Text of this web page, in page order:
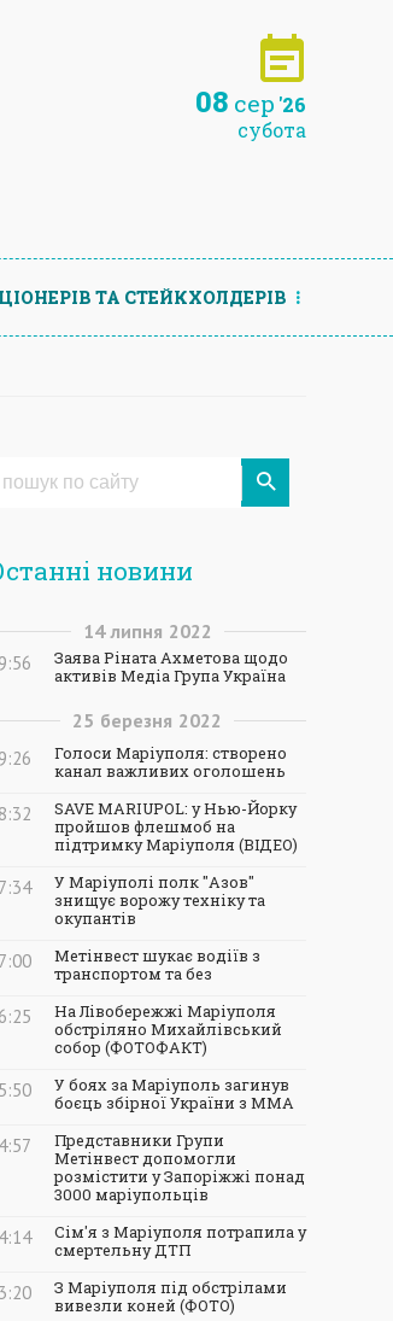
08 сер '26
субота
ТА СТЕЙКХОЛДЕРIВ
новини
14 липня 2022
Заява Ріната Ахметова щодо
активів Медіа Група Україна
25 березня 2022
Голоси Маріуполя: створено
канал важливих оголошень
SAVE MARIUPOL: у Нью-Йорку
пройшов флешмоб на
підтримку Маріуполя (ВІДЕО)
У Маріуполі полк "Азов"
знищує ворожу техніку та
окупантів
Метінвест шукає водіїв з
транспортом та без
На Лівобережжі Маріуполя
обстріляно Михайлівський
собор (ФОТОФАКТ)
У боях за Маріуполь загинув
боєць збірної України з ММА
Представники Групи
Метінвест допомогли
розмістити у Запоріжжі понад
3000 маріупольців
Сім'я з Маріуполя потрапила у
смертельну ДТП
З Маріуполя під обстрілами
вивезли коней (ФОТО)